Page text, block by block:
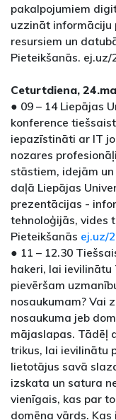
pakalpojumiem
uzzināt informāciju
resursiem un
Pieteikšanās.
Ceturtdiena,
● 09 – 14 Liepājas
konference
iepazīstināti ar IT
nozares
stāstiem, idejām
daļā Liepājas
prezentācijas -
tehnoloģijās, vides
Pieteikšanās ej.uz/
● 11 – 12.30
hakeri, lai ievilinātu
pievēršam
nosaukumam? Vai
nosaukuma jeb
mājaslapas. Tādēļ
trikus, lai ievilinātu
lietotājus savā
izskata un satura
vienīgais, kas par
domēna vārds.